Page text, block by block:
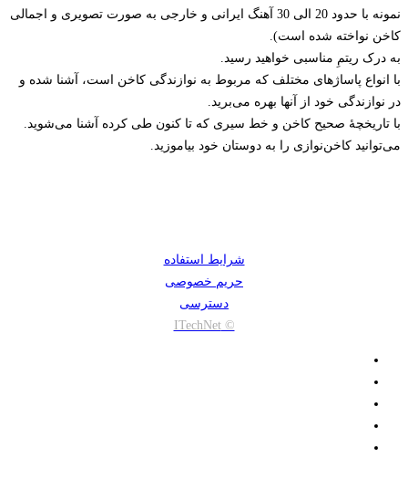
نمونه با حدود 20 الی 30 آهنگ ایرانی و خارجی به صورت تصویری و اجمالی
کاخن نواخته شده است).
به درک ریتمِ مناسبی خواهید رسید.
با انواع پاساژهای مختلف که مربوط به نوازندگی کاخن است، آشنا شده و
در نوازندگی خود از آنها بهره می‌برید.
با تاریخچۀ صحیح کاخن و خط سیری که تا کنون طی کرده آشنا می‌شوید.
می‌توانید کاخن‌نوازی را به دوستان خود بیاموزید.
شرایط استفاده
حریم خصوصی
دسترسی
© ITechNet